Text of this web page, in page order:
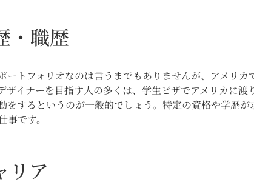
・職歴
トフォリオなのは言うまでもありませんが、アメリカ
ザイナーを目指す人の多くは、学生ビザでアメリカに渡
するというのが一般的でしょう。特定の資格や学歴が
です。
リア